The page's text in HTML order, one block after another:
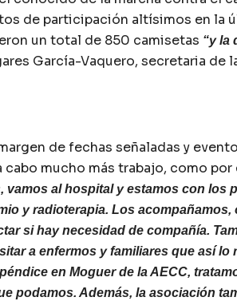
de participación altísimos en la
un total de 850 camisetas “y la
García-Vaquero, secretaria de
de fechas señaladas y
cabo mucho más trabajo, como
vamos al hospital y estamos con los
y radioterapia. Los
si hay necesidad de compañía.
a enfermos y familiares que así lo
en Moguer de la AECC,
podamos. Además, la asociación